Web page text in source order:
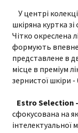
У центрі
шкіряна куртка
Чітко окреслена
формують
представлене в
місце в преміум
зернистої шкіри -
Estro Selection -
сфокусована на
інтелектуальної